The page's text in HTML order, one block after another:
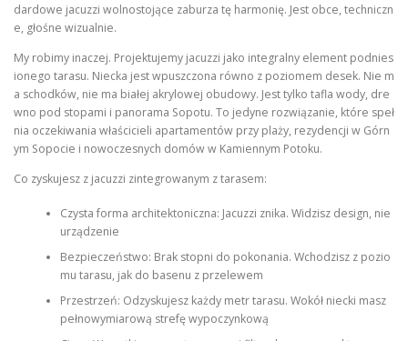
dardowe jacuzzi wolnostojące zaburza tę harmonię. Jest obce, techniczn
e, głośne wizualnie.
My robimy inaczej. Projektujemy jacuzzi jako integralny element podnies
ionego tarasu. Niecka jest wpuszczona równo z poziomem desek. Nie m
a schodków, nie ma białej akrylowej obudowy. Jest tylko tafla wody, dre
wno pod stopami i panorama Sopotu. To jedyne rozwiązanie, które speł
nia oczekiwania właścicieli apartamentów przy plaży, rezydencji w Górn
ym Sopocie i nowoczesnych domów w Kamiennym Potoku.
Co zyskujesz z jacuzzi zintegrowanym z tarasem:
Czysta forma architektoniczna: Jacuzzi znika. Widzisz design, nie
urządzenie
Bezpieczeństwo: Brak stopni do pokonania. Wchodzisz z pozio
mu tarasu, jak do basenu z przelewem
Przestrzeń: Odzyskujesz każdy metr tarasu. Wokół niecki masz
pełnowymiarową strefę wypoczynkową